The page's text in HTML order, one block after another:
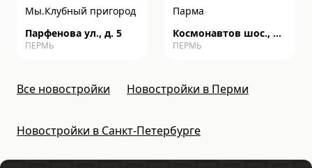
Мы.Клубный пригород
Парфенова ул., д. 5
ПЕРМЬ
Парма
Космонавтов шос., д.
162к
ПЕРМЬ
Все новостройки Новостройки в Перми
Новостройки в Санкт-Петербурге